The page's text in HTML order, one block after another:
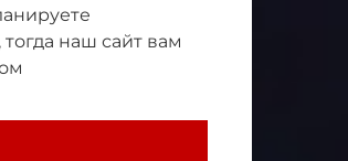
наш сайт вам